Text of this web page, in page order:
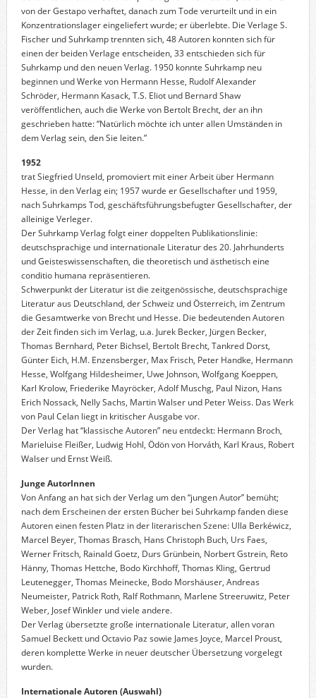
von der Gestapo verhaftet, danach zum Tode verurteilt und in ein
Konzentrationslager eingeliefert wurde; er überlebte. Die Verlage S.
Fischer und Suhrkamp trennten sich, 48 Autoren konnten sich für
einen der beiden Verlage entscheiden, 33 entschieden sich für
Suhrkamp und den neuen Verlag. 1950 konnte Suhrkamp neu
beginnen und Werke von Hermann Hesse, Rudolf Alexander
Schröder, Hermann Kasack, T.S. Eliot und Bernard Shaw
veröffentlichen, auch die Werke von Bertolt Brecht, der an ihn
geschrieben hatte: “Natürlich möchte ich unter allen Umständen in
dem Verlag sein, den Sie leiten.”
1952
trat Siegfried Unseld, promoviert mit einer Arbeit über Hermann
Hesse, in den Verlag ein; 1957 wurde er Gesellschafter und 1959,
nach Suhrkamps Tod, geschäftsführungsbefugter Gesellschafter, der
alleinige Verleger.
Der Suhrkamp Verlag folgt einer doppelten Publikationslinie:
deutschsprachige und internationale Literatur des 20. Jahrhunderts
und Geisteswissenschaften, die theoretisch und ästhetisch eine
conditio humana repräsentieren.
Schwerpunkt der Literatur ist die zeitgenössische, deutschsprachige
Literatur aus Deutschland, der Schweiz und Österreich, im Zentrum
die Gesamtwerke von Brecht und Hesse. Die bedeutenden Autoren
der Zeit finden sich im Verlag, u.a. Jurek Becker, Jürgen Becker,
Thomas Bernhard, Peter Bichsel, Bertolt Brecht, Tankred Dorst,
Günter Eich, H.M. Enzensberger, Max Frisch, Peter Handke, Hermann
Hesse, Wolfgang Hildesheimer, Uwe Johnson, Wolfgang Koeppen,
Karl Krolow, Friederike Mayröcker, Adolf Muschg, Paul Nizon, Hans
Erich Nossack, Nelly Sachs, Martin Walser und Peter Weiss. Das Werk
von Paul Celan liegt in kritischer Ausgabe vor.
Der Verlag hat “klassische Autoren” neu entdeckt: Hermann Broch,
Marieluise Fleißer, Ludwig Hohl, Ödön von Horváth, Karl Kraus, Robert
Walser und Ernst Weiß.
Junge AutorInnen
Von Anfang an hat sich der Verlag um den “jungen Autor” bemüht;
nach dem Erscheinen der ersten Bücher bei Suhrkamp fanden diese
Autoren einen festen Platz in der literarischen Szene: Ulla Berkéwicz,
Marcel Beyer, Thomas Brasch, Hans Christoph Buch, Urs Faes,
Werner Fritsch, Rainald Goetz, Durs Grünbein, Norbert Gstrein, Reto
Hänny, Thomas Hettche, Bodo Kirchhoff, Thomas Kling, Gertrud
Leutenegger, Thomas Meinecke, Bodo Morshäuser, Andreas
Neumeister, Patrick Roth, Ralf Rothmann, Marlene Streeruwitz, Peter
Weber, Josef Winkler und viele andere.
Der Verlag übersetzte große internationale Literatur, allen voran
Samuel Beckett und Octavio Paz sowie James Joyce, Marcel Proust,
deren komplette Werke in neuer deutscher Übersetzung vorgelegt
wurden.
Internationale Autoren (Auswahl)